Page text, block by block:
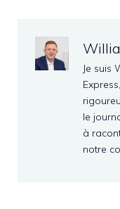
Je suis
le
à
notre